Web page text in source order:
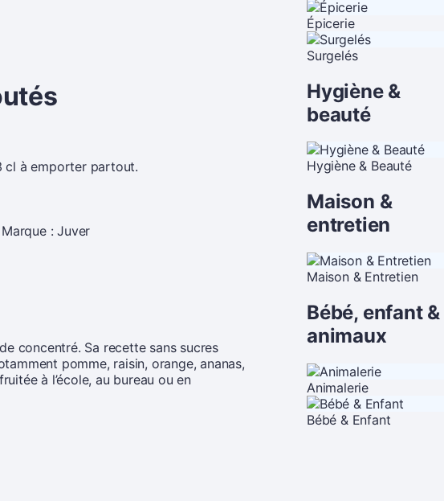
cl à emporter partout.
Marque :Juver
concentré. Sa recette sans sucres
pomme, raisin, orange, ananas,
à l’école, au bureau ou en
Épicerie
Surgelés
Hygiène &
beauté
Hygiène & Beauté
Maison &
entretien
Maison & Entretien
Bébé, enfant &
animaux
Animalerie
Bébé & Enfant